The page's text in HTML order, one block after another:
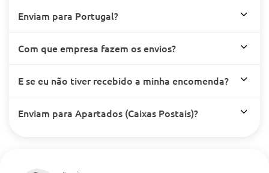
Enviam para Portugal?
Com que empresa fazem os envios?
E se eu não tiver recebido a minha encomenda?
Enviam para Apartados (Caixas Postais)?